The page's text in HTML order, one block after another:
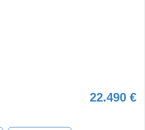
22.490 €